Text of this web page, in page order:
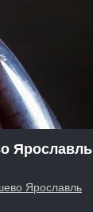
Ярославль
Ярославль